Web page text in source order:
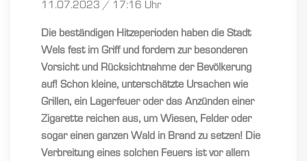
11.07.2023 / 17:16 Uhr
Die beständigen Hitzeperioden haben die Stadt
Wels fest im Griff und fordern zur besonderen
Vorsicht und Rücksichtnahme der Bevölkerung
auf! Schon kleine, unterschätzte Ursachen wie
Grillen, ein Lagerfeuer oder das Anzünden einer
Zigarette reichen aus, um Wiesen, Felder oder
sogar einen ganzen Wald in Brand zu setzen! Die
Verbreitung eines solchen Feuers ist vor allem